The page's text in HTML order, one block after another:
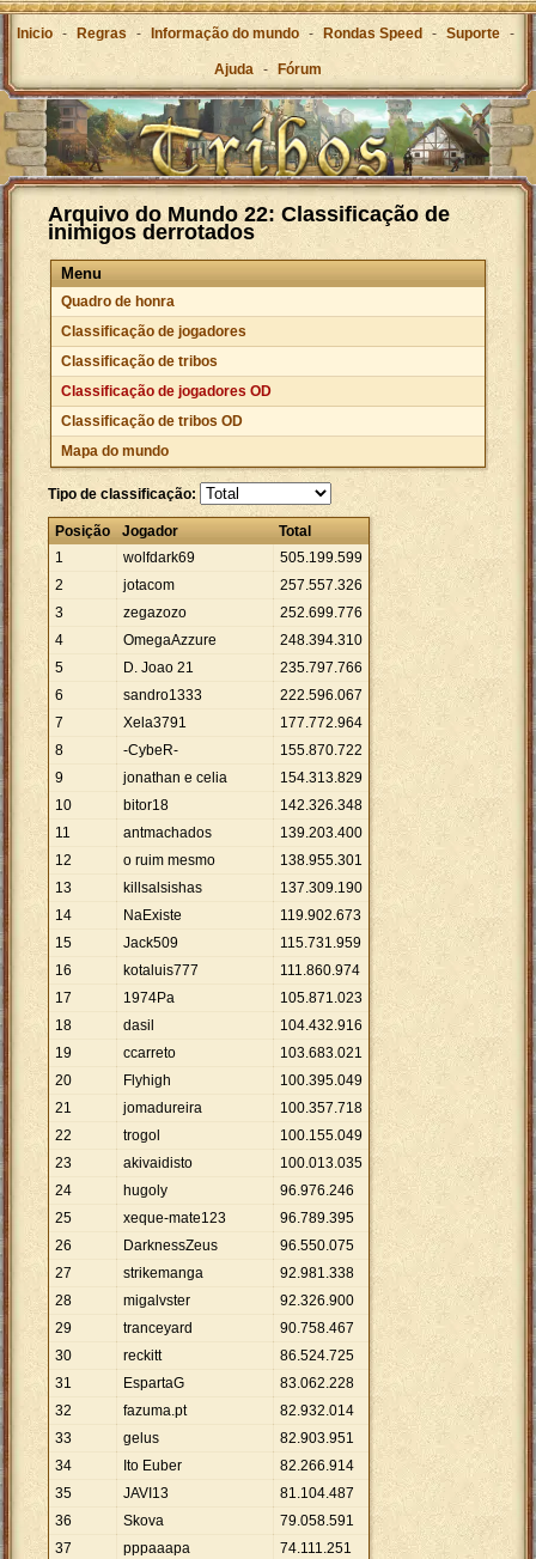
Inicio - Regras - Informação do mundo - Rondas Speed - Suporte -
Ajuda - Fórum
Arquivo do Mundo 22: Classificação de
inimigos derrotados
Menu
Quadro de honra
Classificação de jogadores
Classificação de tribos
Classificação de jogadores OD
Classificação de tribos OD
Mapa do mundo
Tipo de classificação:
Posição Jogador
Total
1
wolfdark69 505.199.599
2
jotacom 257.557.326
3
zegazozo 252.699.776
4
OmegaAzzure 248.394.310
5
D. Joao 21 235.797.766
6
sandro1333 222.596.067
7
Xela3791 177.772.964
8
-CybeR- 155.870.722
9
jonathan e celia 154.313.829
10
bitor18 142.326.348
11
antmachados 139.203.400
12
o ruim mesmo 138.955.301
13
killsalsishas 137.309.190
14
NaExiste 119.902.673
15
Jack509 115.731.959
16
kotaluis777 111.860.974
17
1974Pa 105.871.023
18
dasil 104.432.916
19
ccarreto 103.683.021
20
Flyhigh 100.395.049
21
jomadureira 100.357.718
22
trogol 100.155.049
23
akivaidisto 100.013.035
24
hugoly 96.976.246
25
xeque-mate123 96.789.395
26
DarknessZeus 96.550.075
27
strikemanga 92.981.338
28
migalvster 92.326.900
29
tranceyard 90.758.467
30
reckitt 86.524.725
31
EspartaG 83.062.228
32
fazuma.pt 82.932.014
33
gelus 82.903.951
34
Ito Euber 82.266.914
35
JAVI13 81.104.487
36
Skova 79.058.591
37
pppaaapa 74.111.251